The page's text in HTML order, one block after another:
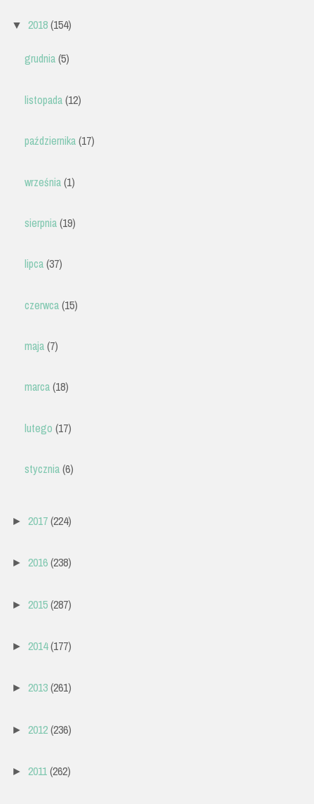
▼ 2018(154)
grudnia(5)
listopada(12)
października(17)
września(1)
sierpnia(19)
lipca(37)
czerwca(15)
maja(7)
marca(18)
lutego (17)
stycznia(6)
► 2017(224)
► 2016(238)
► 2015(287)
► 2014(177)
► 2013(261)
► 2012(236)
► 2011(262)